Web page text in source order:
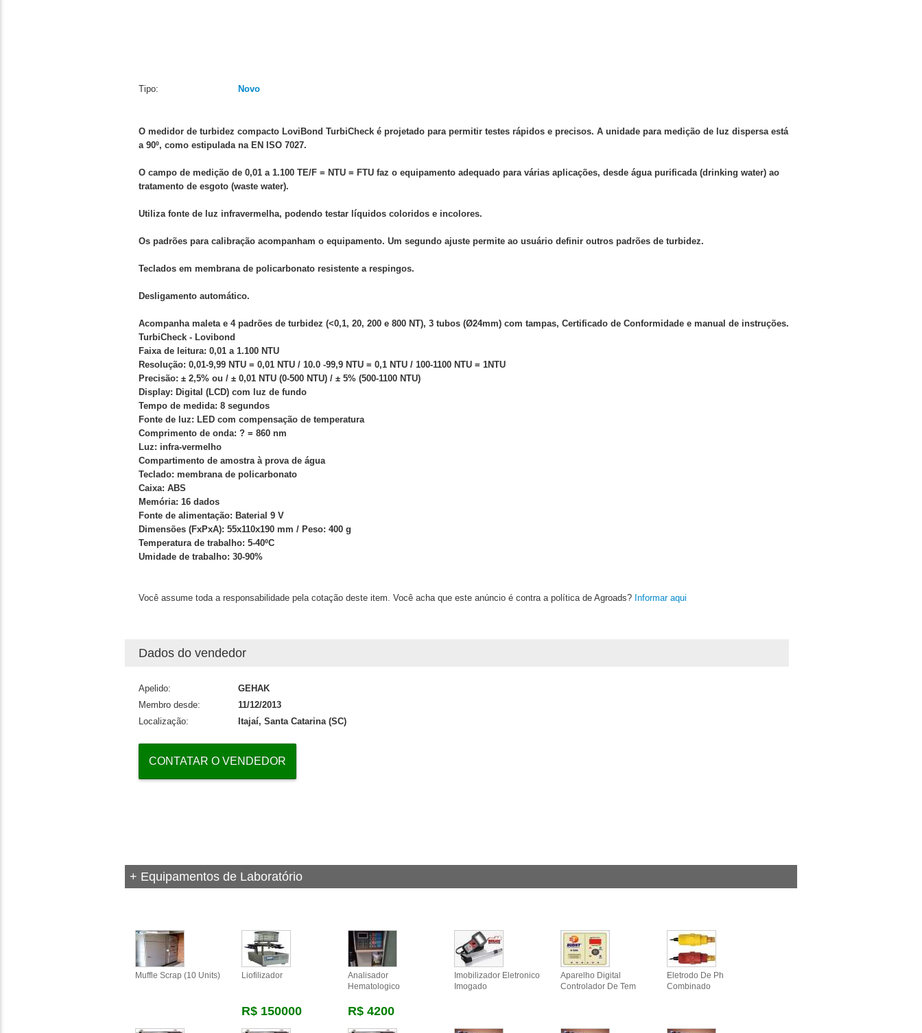
Tipo: Novo
O medidor de turbidez compacto LoviBond TurbiCheck é projetado para permitir testes rápidos e precisos. A unidade para medição de luz dispersa está
a 90º, como estipulada na EN ISO 7027.
O campo de medição de 0,01 a 1.100 TE/F = NTU = FTU faz o equipamento adequado para várias aplicações, desde água purificada (drinking water) ao
tratamento de esgoto (waste water).
Utiliza fonte de luz infravermelha, podendo testar líquidos coloridos e incolores.
Os padrões para calibração acompanham o equipamento. Um segundo ajuste permite ao usuário definir outros padrões de turbidez.
Teclados em membrana de policarbonato resistente a respingos.
Desligamento automático.
Acompanha maleta e 4 padrões de turbidez (<0,1, 20, 200 e 800 NT), 3 tubos (Ø24mm) com tampas, Certificado de Conformidade e manual de instruções.
TurbiCheck - Lovibond
Faixa de leitura: 0,01 a 1.100 NTU
Resolução: 0,01-9,99 NTU = 0,01 NTU / 10.0 -99,9 NTU = 0,1 NTU / 100-1100 NTU = 1NTU
Precisão: ± 2,5% ou / ± 0,01 NTU (0-500 NTU) / ± 5% (500-1100 NTU)
Display: Digital (LCD) com luz de fundo
Tempo de medida: 8 segundos
Fonte de luz: LED com compensação de temperatura
Comprimento de onda: ? = 860 nm
Luz: infra-vermelho
Compartimento de amostra à prova de água
Teclado: membrana de policarbonato
Caixa: ABS
Memória: 16 dados
Fonte de alimentação: Baterial 9 V
Dimensões (FxPxA): 55x110x190 mm / Peso: 400 g
Temperatura de trabalho: 5-40ºC
Umidade de trabalho: 30-90%
Você assume toda a responsabilidade pela cotação deste item. Você acha que este anúncio é contra a política de Agroads? Informar aqui
Dados do vendedor
Apelido:
GEHAK
Membro desde:
11/12/2013
Localização:
Itajaí, Santa Catarina (SC)
CONTATAR O VENDEDOR
+ Equipamentos de Laboratório
Muffle Scrap (10 Units) Liofilizador
R$ 150000
Analisador
Hematologico
R$ 4200
Imobilizador Eletronico
Imogado
Aparelho Digital
Controlador De Tem
Eletrodo De Ph
Combinado